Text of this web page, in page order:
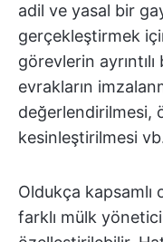
adil ve yasal bir
gerçekleştirmek
görevlerin
evrakların
değerlendirilmesi,
kesinleştirilmesi
Oldukça kapsamlı
farklı mülk